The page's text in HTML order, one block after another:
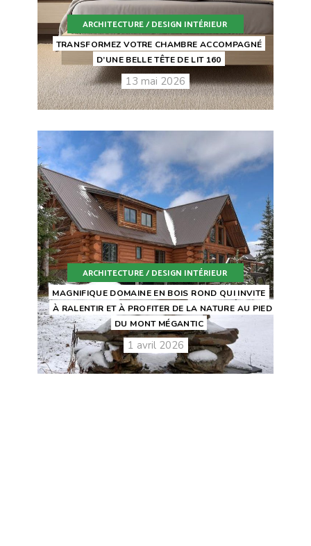
ARCHITECTURE / DESIGN INTÉRIEUR
TRANSFORMEZ VOTRE CHAMBRE ACCOMPAGNÉ
D’UNE BELLE TÊTE DE LIT 160
13 mai 2026
ARCHITECTURE / DESIGN INTÉRIEUR
MAGNIFIQUE DOMAINE EN BOIS ROND QUI INVITE
À RALENTIR ET À PROFITER DE LA NATURE AU PIED
DU MONT MÉGANTIC
1 avril 2026